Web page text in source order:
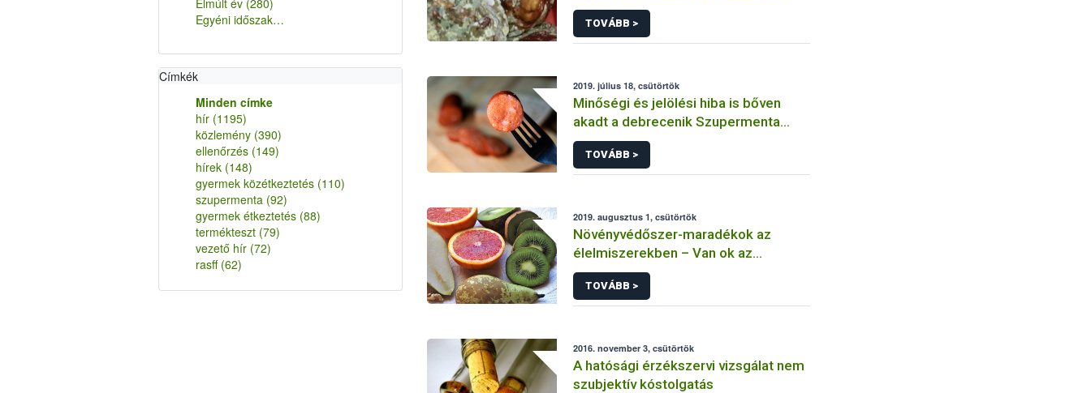
Elmúlt év (280)
Egyéni időszak…
Címkék
Minden címke
hír (1195)
közlemény (390)
ellenőrzés (149)
hírek (148)
gyermek közétkeztetés (110)
szupermenta (92)
gyermek étkeztetés (88)
termékteszt (79)
vezető hír (72)
rasff (62)
TOVÁBB >
2019. július 18, csütörtök
Minőségi és jelölési hiba is bőven
akadt a debrecenik Szupermenta
tesztjén
TOVÁBB >
2019. augusztus 1, csütörtök
Növényvédőszer-maradékok az
élelmiszerekben – Van ok az
aggodalomra?
TOVÁBB >
2016. november 3, csütörtök
A hatósági érzékszervi vizsgálat nem
szubjektív kóstolgatás